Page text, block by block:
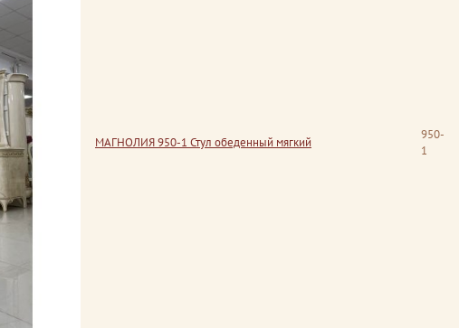
МАГНОЛИЯ 950-1 Стул обеденный мягкий
950-
1